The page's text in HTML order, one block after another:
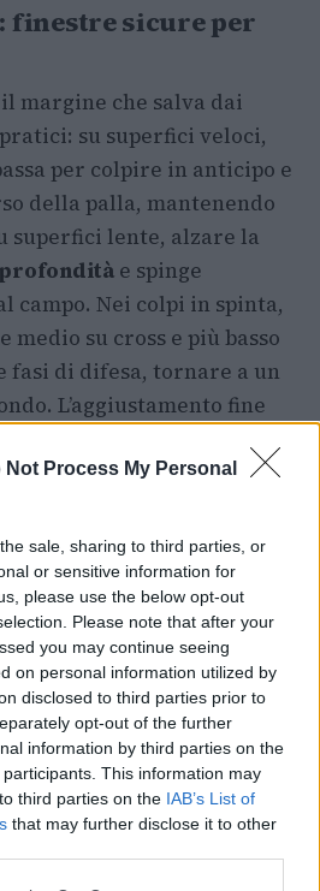
Not Process My Personal
sale, sharing to third parties, or
or sensitive information for
please use the below opt-out
Please note that after your
you may continue seeing
on personal information utilized by
disclosed to third parties prior to
opt-out of the further
information by third parties on the
participants. This information may
third parties on the IAB’s List of
that may further disclose it to other
finestre sicure per
margine che salva dai
su superfici veloci,
per colpire in anticipo e
della palla, mantenendo
superfici lente, alzare la
profondità e spinge
campo. Nei colpi in spinta,
su cross e più basso
fasi di difesa, tornare a un
L’aggiustamento fine
la finestra per sfruttare
e casi specifici
rapidi, una prima piatta
e una seconda conslice
su campi lenti, una
profonda guadagna punti
si cerca la chiusura
su lento è utile la
lo smash. In condizioni
aumentare margine e